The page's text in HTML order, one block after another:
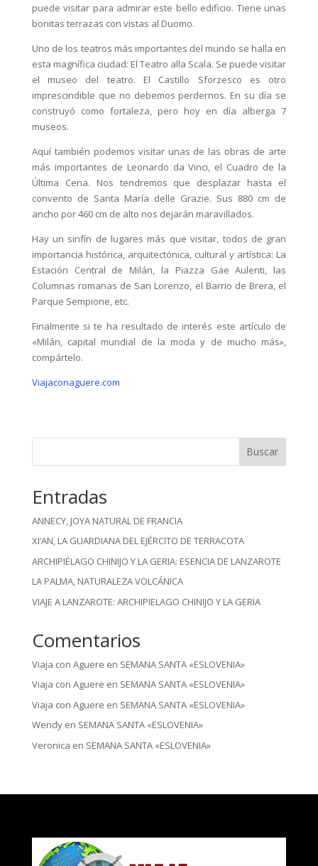
puede visitar para admirar este bello edificio. Tiene unas
bonitas terrazas con vistas al Duomo.
Uno de los teatros más importantes del mundo se halla en
esta magnífica ciudad: El Teatro alla Scala. Se puede visitar
el museo del teatro. El Castillo Sforzesco es otro
imprescindible que no debemos perdernos. En su día se
construyó como fortaleza, pero hoy en día alberga 7
museos.
Aquí también podemos visitar unas de las obras de arte
más importantes de Leonardo da Vinci, el Cuadro de la
Última Cena. Nos tendremos que desplazar hasta el
convento de Santa María delle Grazie. Sus 880 cm de
ancho por 460 cm de alto nos dejarán maravillados.
Hay un sinfín de lugares más que visitar, todos de gran
importancia histórica, arquitectónica, cultural y artística: La
Estación Central de Milán, la Piazza Gae Aulenti, las
Columnas romanas de San Lorenzo, el Barrio de Brera, el
Parque Sempione, etc.
Finalmente si te ha resultado de interés este artículo de
«Milán, capital mundial de la moda y de mucho más»,
compártelo.
Viajaconaguere.com
Buscar
Entradas
ANNECY, JOYA NATURAL DE FRANCIA
XI’AN, LA GUARDIANA DEL EJÉRCITO DE TERRACOTA
ARCHIPIÉLAGO CHINIJO Y LA GERIA: ESENCIA DE LANZAROTE
LA PALMA, NATURALEZA VOLCÁNICA
VIAJE A LANZAROTE: ARCHIPIELAGO CHINIJO Y LA GERIA
Comentarios
Viaja con Aguere en SEMANA SANTA «ESLOVENIA»
Viaja con Aguere en SEMANA SANTA «ESLOVENIA»
Viaja con Aguere en SEMANA SANTA «ESLOVENIA»
Wendyen SEMANA SANTA «ESLOVENIA»
Veronica en SEMANA SANTA «ESLOVENIA»